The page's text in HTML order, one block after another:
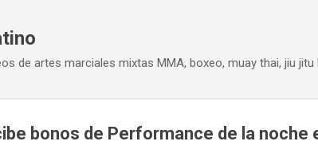
de artes marciales mixtas MMA, boxeo, muay thai, jiu jitu
bonos de Performance de la noche